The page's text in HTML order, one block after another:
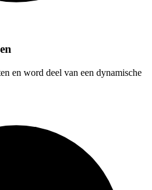
en word deel van een dynamische